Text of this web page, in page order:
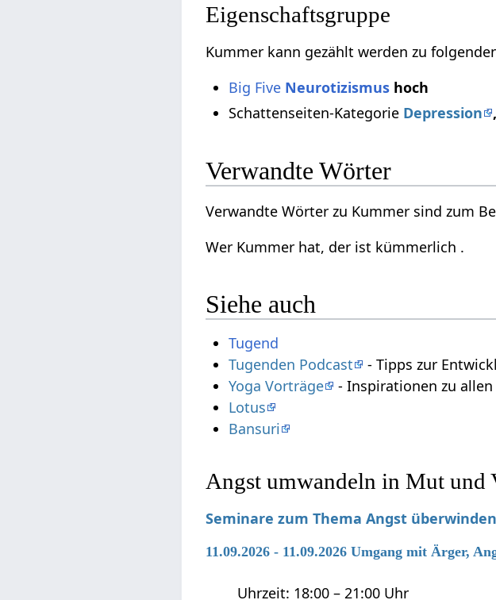
Eigenschaftsgruppe
Kummer kann gezählt werden zu
Big Five Neurotizismus hoch
Schattenseiten-Kategorie Depression
Verwandte Wörter
Verwandte Wörter zu Kummer sind zum
Wer Kummer hat, der ist kümmerlich .
Siehe auch
Tugend
Tugenden Podcast
- Tipps zur
Yoga Vorträge
- Inspirationen zu
Lotus
Bansuri
Angst umwandeln in Mut und
Seminare zum Thema Angst überwinden
11.09.2026 - 11.09.2026 Umgang mit Ärger,
Uhrzeit: 18:00 – 21:00 Uhr